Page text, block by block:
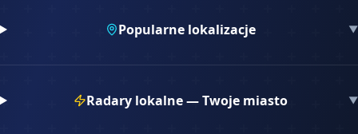
Popularne lokalizacje ▼
Radary lokalne — Twoje miasto ▼